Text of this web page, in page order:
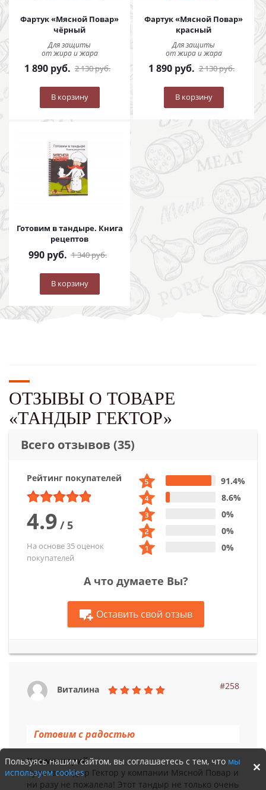
Фартук «Мясной Повар»
чёрный
Для защиты
от жира и жара
1 890 руб. 2 130руб.
В корзину
Фартук «Мясной Повар»
красный
Для защиты
от жира и жара
1 890 руб. 2 130руб.
В корзину
Готовим в тандыре. Книга
рецептов
990руб. 1 340руб.
В корзину
ОТЗЫВЫ О ТОВАРЕ
«ТАНДЫР ГЕКТОР»
Всего отзывов (35)
Рейтинг покупателей
4.9 /5
На основе 35 оценок
покупателей
91.4%
8.6%
0%
0%
0%
А что думаете Вы?
Оставить свой отзыв
#258
Виталина
Готовим с радостью
Комментарий
Купила тандыр Гектор у компании Мясной Повар и
ни разу не пожалела! Этот тандыр не только очень
Пользуясь нашим сайтом, вы соглашаетесь с тем, что мы
используем cookies